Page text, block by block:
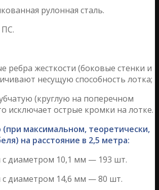
рулонная сталь.
ребра жесткости (боковые стенки и
несущую способность лотка;
(круглую на поперечном
исключает острые кромки на лотке.
(при максимальном, теоретически,
на расстояние в 2,5 метра:
с диаметром 10,1 мм — 193 шт.
с диаметром 14,6 мм — 80 шт.